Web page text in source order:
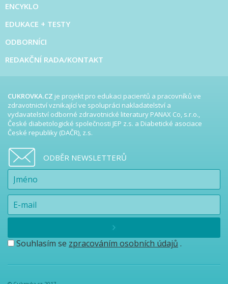
ENCYKLO
EDUKACE + TESTY
ODBORNÍCI
REDAKČNÍ RADA/KONTAKT
CUKROVKA.CZ je projekt pro edukaci pacientů a pracovníků ve
zdravotnictví vznikající ve spolupráci nakladatelství a
vydavatelství odborné zdravotnické literatury PANAX Co, s.r.o.,
České diabetologické společnosti JEP z.s. a Diabetické asociace
České republiky (DAČR), z.s.
ODBĚR NEWSLETTERŮ
Souhlasím se zpracováním osobních údajů .